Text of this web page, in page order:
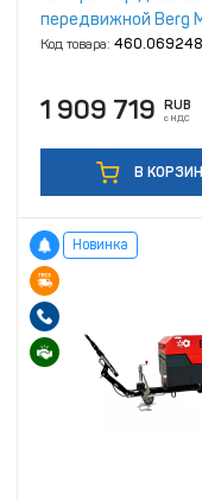
передвижной Berg
Код товара: 460.069248
1 909 719 RUB
с НДС
В
Новинка